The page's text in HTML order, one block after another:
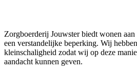
Zorgboerderij Jouwster biedt wonen
een verstandelijke beperking. Wij
kleinschaligheid zodat wij op deze
aandacht kunnen geven.